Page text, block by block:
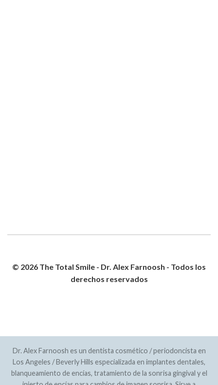
© 2026 The Total Smile - Dr. Alex Farnoosh - Todos los
derechos reservados
Dr. Alex Farnoosh es un dentista cosmético / periodoncista en
Los Angeles / Beverly Hills especializada en implantes dentales,
blanqueamiento de encías, tratamiento de la sonrisa gingival y el